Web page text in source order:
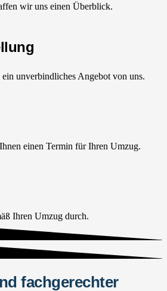
wir uns einen Überblick.
ein unverbindliches Angebot von uns.
einen Termin für Ihren Umzug.
Ihren Umzug durch.
fachgerechter